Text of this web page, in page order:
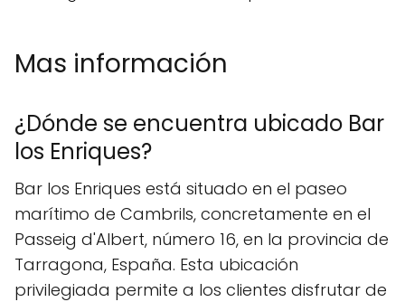
Mas información
¿Dónde se encuentra ubicado Bar
los Enriques?
Bar los Enriques está situado en el paseo
marítimo de Cambrils, concretamente en el
Passeig d'Albert, número 16, en la provincia de
Tarragona, España. Esta ubicación
privilegiada permite a los clientes disfrutar de